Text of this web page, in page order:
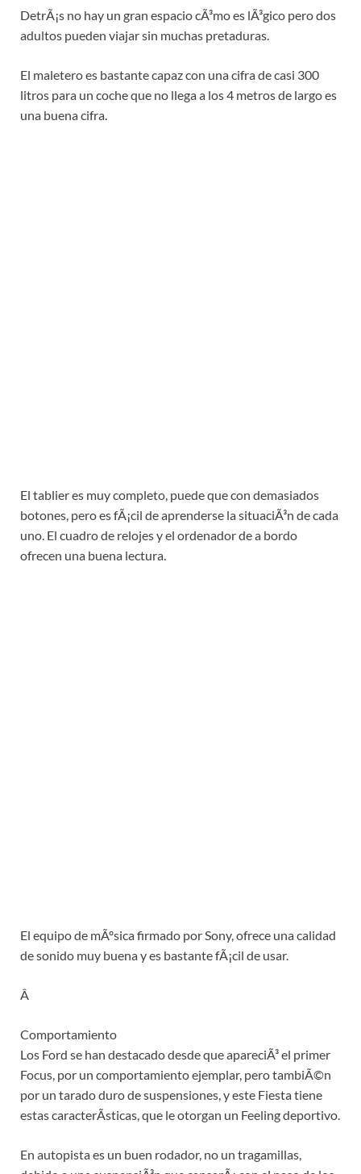
DetrÃ¡s no hay un gran espacio cÃ³mo es lÃ³gico pero dos
adultos pueden viajar sin muchas pretaduras.
El maletero es bastante capaz con una cifra de casi 300
litros para un coche que no llega a los 4 metros de largo es
una buena cifra.
El tablier es muy completo, puede que con demasiados
botones, pero es fÃ¡cil de aprenderse la situaciÃ³n de cada
uno. El cuadro de relojes y el ordenador de a bordo
ofrecen una buena lectura.
El equipo de mÃºsica firmado por Sony, ofrece una calidad
de sonido muy buena y es bastante fÃ¡cil de usar.
Â
Comportamiento
Los Ford se han destacado desde que apareciÃ³ el primer
Focus, por un comportamiento ejemplar, pero tambiÃ©n
por un tarado duro de suspensiones, y este Fiesta tiene
estas caracterÃ­sticas, que le otorgan un Feeling deportivo.
En autopista es un buen rodador, no un tragamillas,